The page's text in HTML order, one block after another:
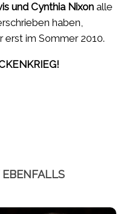
und Cynthia Nixon alle
haben,
erst im Sommer 2010.